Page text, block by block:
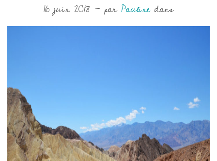
16 juin 2018 -parPaulinedans